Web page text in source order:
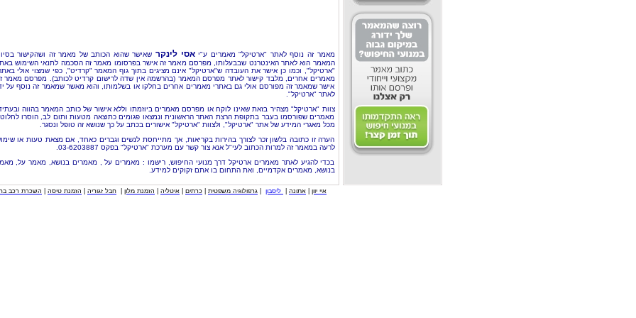
מאמר זה נוסף לאתר "ארטיקל" מאמרים ע"יאסי לינקר שאישר שהוא הכותב של מאמר זה ושהקישור
המאמר הוא לאתר האינטרנט שבבעלותו, מפרסם מאמר זה אישר בפרסומו מאמר זה הסכמה לתנאי השימוש
"ארטיקל", וכמו כן אישר את העובדה ש"ארטיקל" אינם מציגים בתוך גוף המאמר "קרדיט", כפי שמצוי אולי
מאמרים אחרים, מלבד קישור לאתר מפרסם המאמר (בהרשמה אין שדה לרישום קרדיט לכותב). מפרסם מאמר
אישר שמאמר זה מפורסם אולי גם באתרי מאמרים אחרים בחלקו או בשלמותו, והוא מאשר שמאמר זה נוסף על
לאתר "ארטיקל".
צוות "ארטיקל" מצהיר בזאת שאינו לוקח או מפרסם מאמרים ביוזמתו וללא אישור של כותב המאמר בהווה
מאמרים שפורסמו בעבר בתקופת הרצת האתר הראשונית ונמצאו פגומים כתוצאה מטעות ותום לב, הוסרו
מכל מאגרי המידע של אתר "ארטיקל", ולצוות "ארטיקל" אישורים בכתב על כך שנושא זה טופל ונסגר.
הערה זו כתובה בלשון זכר לצורך בהירות בקריאות, אך מתייחסת לנשים וגברים כאחד, אם מצאת טעות או
לרעה במאמר זה למרות הכתוב לעי"ל אנא צור קשר עם מערכת "ארטיקל" בפקס 03-6203887.
בכדי להגיע לאתר מאמרים ארטיקל דרך מנועי החיפוש, רישמו : מאמרים על , מאמרים בנושא, מאמר על,
בנושא, מאמרים אקדמיים, ואת התחום בו אתם זקוקים למידע.
איי יוון אתונה ליסבון גרפולוגיה משפטית כרתים איטליה הזמנת מלון חבל זגוריה הזמנת טיסה השכרת רכב